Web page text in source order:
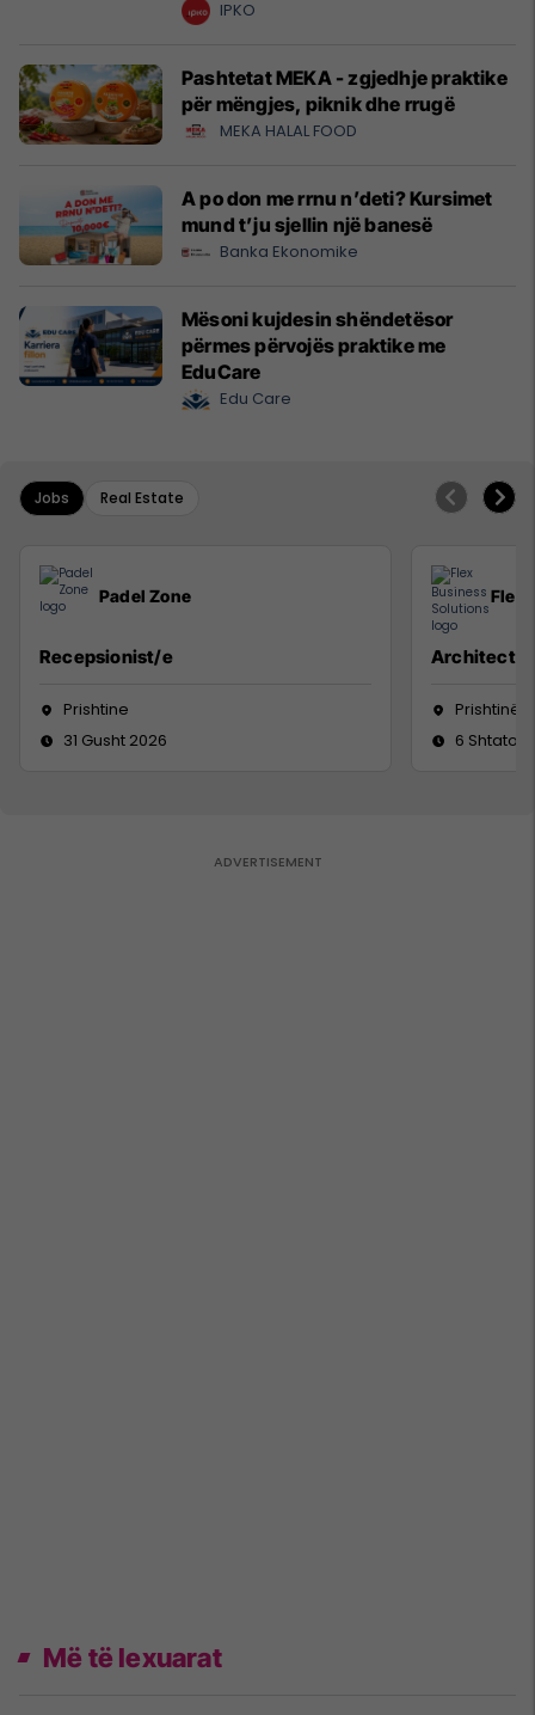
krijuesve
IPKO
Pashtetat MEKA - zgjedhje praktike
për mëngjes, piknik dhe rrugë
MEKA HALAL FOOD
A po don me rrnu n’deti? Kursimet
mund t’ju sjellin një banesë
Banka Ekonomike
Mësoni kujdesin shëndetësor
përmes përvojës praktike me
EduCare
Edu Care
Jobs Real Estate
Padel Zone
Recepsionist/e
Prishtine
31 Gusht 2026
Flex
Architect
Prishtinë
6 Shtator
Më të lexuarat